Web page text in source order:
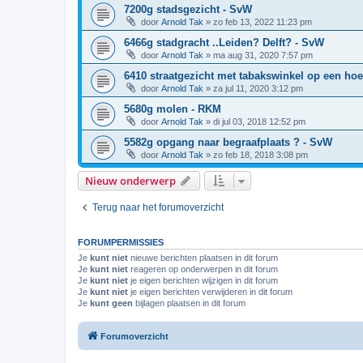
7200g stadsgezicht - SvW
door Arnold Tak » zo feb 13, 2022 11:23 pm
6466g stadgracht ..Leiden? Delft? - SvW
door Arnold Tak » ma aug 31, 2020 7:57 pm
6410 straatgezicht met tabakswinkel op een
door Arnold Tak » za jul 11, 2020 3:12 pm
5680g molen - RKM
door Arnold Tak » di jul 03, 2018 12:52 pm
5582g opgang naar begraafplaats ? - SvW
door Arnold Tak » zo feb 18, 2018 3:08 pm
Nieuw onderwerp
Terug naar het forumoverzicht
FORUMPERMISSIES
Je kunt niet nieuwe berichten plaatsen in dit forum
Je kunt niet reageren op onderwerpen in dit forum
Je kunt niet je eigen berichten wijzigen in dit forum
Je kunt niet je eigen berichten verwijderen in dit forum
Je kunt geen bijlagen plaatsen in dit forum
Forumoverzicht